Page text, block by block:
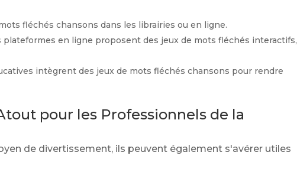
fléchés chansons dans les librairies ou en ligne.
plateformes en ligne proposent des jeux de mots fléchés interactifs,
intègrent des jeux de mots fléchés chansons pour rendre
pour les Professionnels de la
de divertissement, ils peuvent également s'avérer utiles